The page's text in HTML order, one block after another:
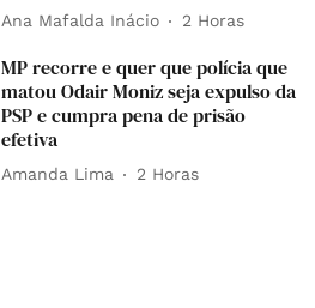
Ana Mafalda Inácio 2 Horas
MP recorre e quer que polícia que
matou Odair Moniz seja expulso da
PSP e cumpra pena de prisão
efetiva
Amanda Lima 2 Horas